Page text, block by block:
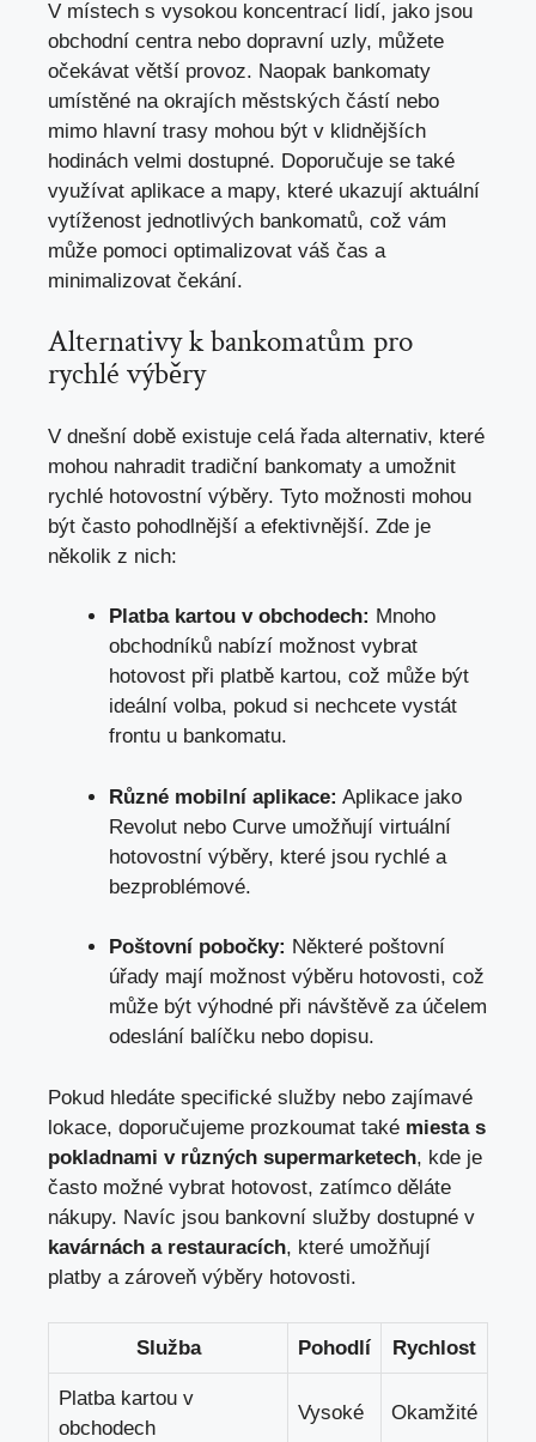
V místech s vysokou koncentrací lidí, jako jsou
obchodní centra nebo dopravní uzly, můžete
očekávat větší provoz. Naopak bankomaty
umístěné na okrajích městských částí nebo
mimo hlavní trasy mohou být v klidnějších
hodinách velmi dostupné. Doporučuje se také
využívat aplikace a mapy, které ukazují aktuální
vytíženost jednotlivých bankomatů, což vám
může pomoci optimalizovat váš čas a
minimalizovat čekání.
Alternativy k bankomatům pro
rychlé výběry
V dnešní době existuje celá řada alternativ, které
mohou nahradit tradiční bankomaty a umožnit
rychlé hotovostní výběry. Tyto možnosti mohou
být často pohodlnější a efektivnější. Zde je
několik z nich:
Platba kartou v obchodech: Mnoho
obchodníků nabízí možnost vybrat
hotovost při platbě kartou, což může být
ideální volba, pokud si nechcete vystát
frontu u bankomatu.
Různé mobilní aplikace: Aplikace jako
Revolut nebo Curve umožňují virtuální
hotovostní výběry, které jsou rychlé a
bezproblémové.
Poštovní pobočky: Některé poštovní
úřady mají možnost výběru hotovosti, což
může být výhodné při návštěvě za účelem
odeslání balíčku nebo dopisu.
Pokud hledáte specifické služby nebo zajímavé
lokace, doporučujeme prozkoumat také miesta s
pokladnami v různých supermarketech, kde je
často možné vybrat hotovost, zatímco děláte
nákupy. Navíc jsou bankovní služby dostupné v
kavárnách a restauracích, které umožňují
platby a zároveň výběry hotovosti.
Služba Pohodlí Rychlost
Platba kartou v
obchodech
Vysoké Okamžité